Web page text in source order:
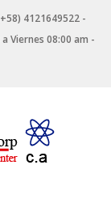
4121649522 -
Viernes 08:00 am -